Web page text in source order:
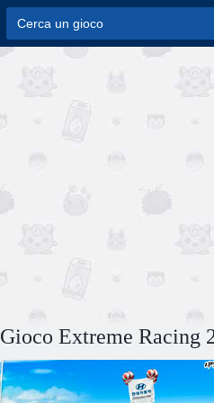
Gioco Extreme Racing